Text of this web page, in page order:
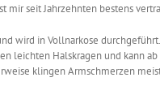
mir seit Jahrzehnten bestens
wird in Vollnarkose durchgeführt.
leichten Halskragen und kann
klingen Armschmerzen